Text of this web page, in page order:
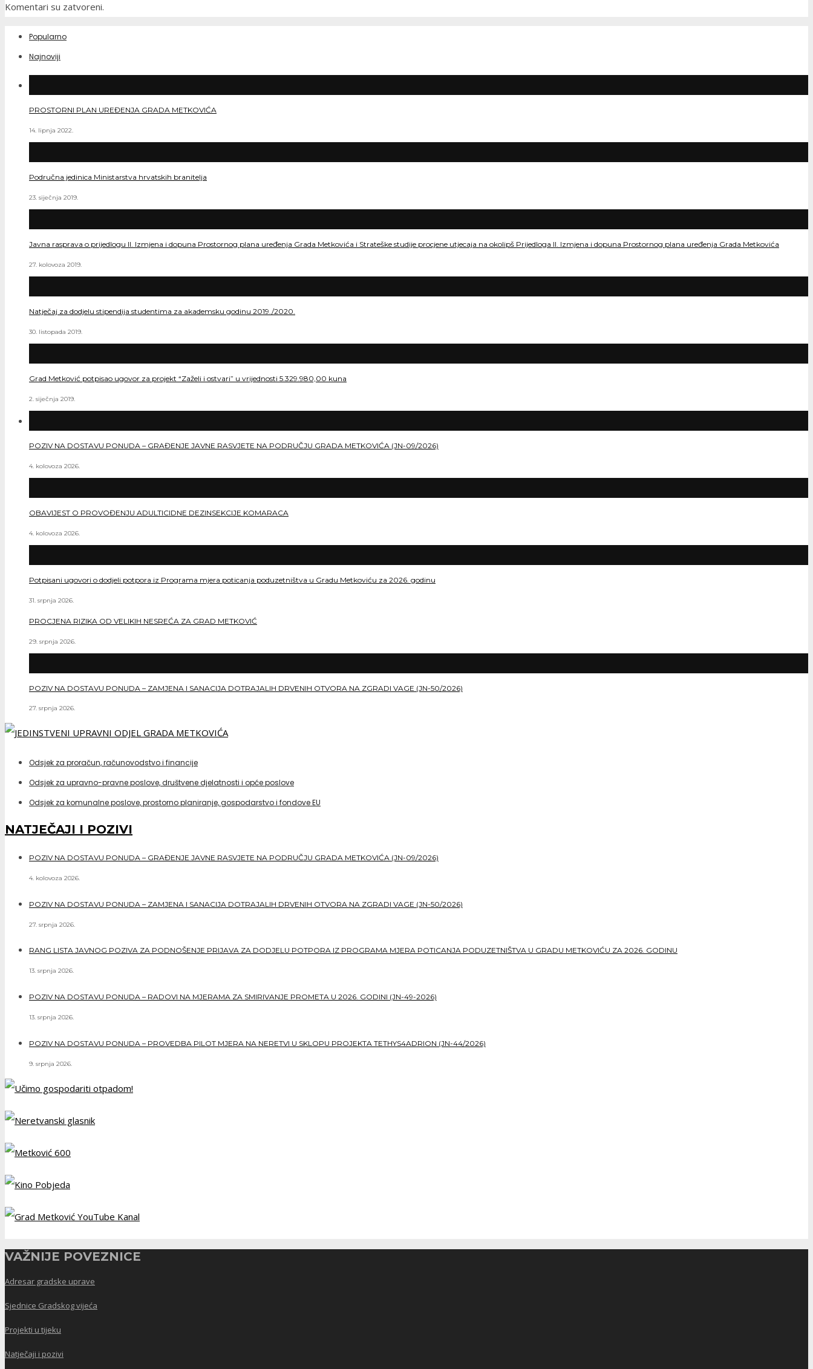
Komentari su zatvoreni.
Popularno
Najnoviji
PROSTORNI PLAN UREĐENJA GRADA METKOVIĆA
14. lipnja 2022.
Područna jedinica Ministarstva hrvatskih branitelja
23. siječnja 2019.
Javna rasprava o prijedlogu II. Izmjena i dopuna Prostornog plana uređenja Grada Metkovića i Strateške studije procjene utjecaja na okolipš Prijedloga II. Izmjena i dopuna Prostornog plana uređenja Grada Metkovića
27. kolovoza 2019.
Natječaj za dodjelu stipendija studentima za akademsku godinu 2019./2020.
30. listopada 2019.
Grad Metković potpisao ugovor za projekt “Zaželi i ostvari” u vrijednosti 5.329.980,00 kuna
2. siječnja 2019.
POZIV NA DOSTAVU PONUDA – GRAĐENJE JAVNE RASVJETE NA PODRUČJU GRADA METKOVIĆA (JN-09/2026)
4. kolovoza 2026.
OBAVIJEST O PROVOĐENJU ADULTICIDNE DEZINSEKCIJE KOMARACA
4. kolovoza 2026.
Potpisani ugovori o dodjeli potpora iz Programa mjera poticanja poduzetništva u Gradu Metkoviću za 2026. godinu
31. srpnja 2026.
PROCJENA RIZIKA OD VELIKIH NESREĆA ZA GRAD METKOVIĆ
29. srpnja 2026.
POZIV NA DOSTAVU PONUDA – ZAMJENA I SANACIJA DOTRAJALIH DRVENIH OTVORA NA ZGRADI VAGE (JN-50/2026)
27. srpnja 2026.
Odsjek za proračun, računovodstvo i financije
Odsjek za upravno-pravne poslove, društvene djelatnosti i opće poslove
Odsjek za komunalne poslove, prostorno planiranje, gospodarstvo i fondove EU
NATJEČAJI I POZIVI
POZIV NA DOSTAVU PONUDA – GRAĐENJE JAVNE RASVJETE NA PODRUČJU GRADA METKOVIĆA (JN-09/2026)
4. kolovoza 2026.
POZIV NA DOSTAVU PONUDA – ZAMJENA I SANACIJA DOTRAJALIH DRVENIH OTVORA NA ZGRADI VAGE (JN-50/2026)
27. srpnja 2026.
RANG LISTA JAVNOG POZIVA ZA PODNOŠENJE PRIJAVA ZA DODJELU POTPORA IZ PROGRAMA MJERA POTICANJA PODUZETNIŠTVA U GRADU METKOVIĆU ZA 2026. GODINU
13. srpnja 2026.
POZIV NA DOSTAVU PONUDA – RADOVI NA MJERAMA ZA SMIRIVANJE PROMETA U 2026. GODINI (JN-49-2026)
13. srpnja 2026.
POZIV NA DOSTAVU PONUDA – PROVEDBA PILOT MJERA NA NERETVI U SKLOPU PROJEKTA TETHYS4ADRION (JN-44/2026)
9. srpnja 2026.
VAŽNIJE POVEZNICE
Adresar gradske uprave
Sjednice Gradskog vijeća
Projekti u tijeku
Natječaji i pozivi